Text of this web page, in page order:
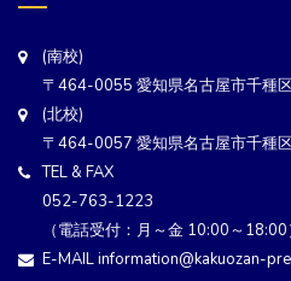
(南校)
〒464-0055 愛知県名古屋市千種
(北校)
〒464-0057 愛知県名古屋市千種
TEL & FAX
052-763-1223
（電話受付：月～金 10:00～18:00
E-MAIL information@kakuozan-